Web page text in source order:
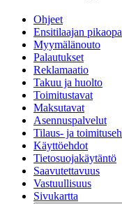
Ohjeet
Ensitilaajan
Myymälänouto
Palautukset
Reklamaatio
Takuu ja huolto
Toimitustavat
Maksutavat
Asennuspalvelut
Tilaus- ja
Käyttöehdot
Tietosuojakäytäntö
Saavutettavuus
Vastuullisuus
Sivukartta